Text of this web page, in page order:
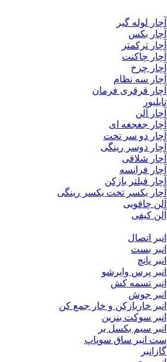
آچار لوله گیر
آچار بکس
آچار ترکمتر
آچار چاکنت
آچار چرخ
آچار سه نظام
آچار قرقری فرمان
تایلیور
آچار آلن
آچار جغجغه ای
آچار دو سر تخت
آچار دوسر رینگی
آچار شلاقی
آچار فرانسه
آچار فیلتر بازکن
آچار یکسر تخت یکسر رینگی
آلن چاقویی
آلن کیفی
انبر اتصال
انبر بست
انبر پانچ
انبر پرس وایرشو
انبر تسمه کش
انبر جوش
انبر خاربازکن و خار جمع کن
انبر سوکت بنزین
انبر سیم بکسل بر
ست انبر ساق سوپاپ
گازانبر